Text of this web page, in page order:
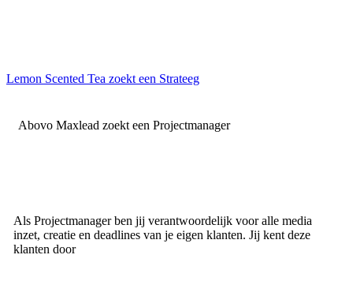
Lemon Scented Tea zoekt een Strateeg
Abovo Maxlead zoekt een Projectmanager
Als Projectmanager ben jij verantwoordelijk voor alle media
inzet, creatie en deadlines van je eigen klanten. Jij kent deze
klanten door